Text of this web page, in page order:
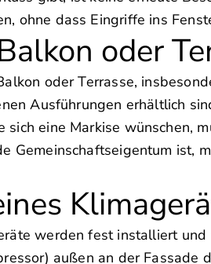
ohne dass Eingriffe ins
oder
oder Terrasse,
Ausführungen erhältlich
sich eine Markise wünschen,
Gemeinschaftseigentum ist,
werden fest installiert
außen an der